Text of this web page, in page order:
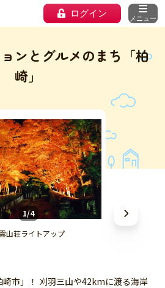
ログイン メニュー
ンとグルメのまち「柏
崎」
1/4
山荘ライトアップ
崎市」！ 刈羽三山や42kmに渡る海岸